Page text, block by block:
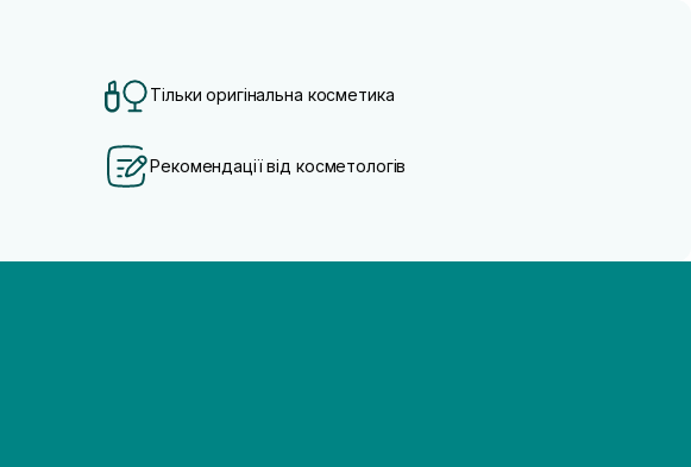
Тільки оригінальна косметика
Рекомендації від косметологів